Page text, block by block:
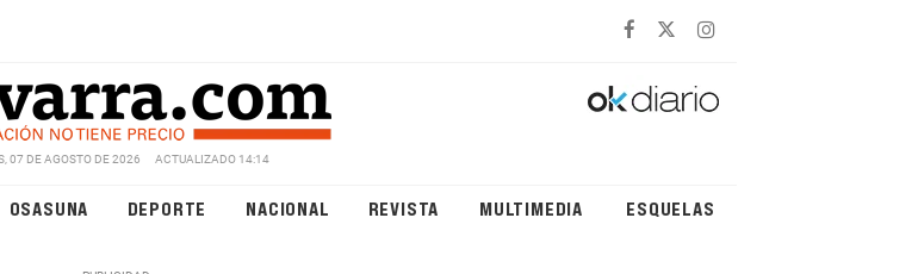
07 DE AGOSTO DE 2026 ACTUALIZADO 14:14
OSASUNA DEPORTE NACIONAL REVISTA MULTIMEDIA ESQUELAS